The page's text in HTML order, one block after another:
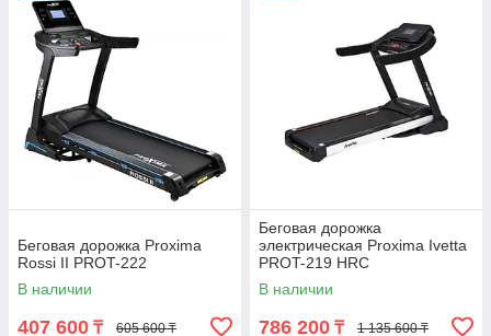
Беговая дорожка Proxima
Rossi II PROT-222
В наличии
407 600 ₸ 605 600 ₸
Беговая дорожка
электрическая Proxima Ivetta
PROT-219 HRC
В наличии
786 200 ₸ 1 135 600 ₸